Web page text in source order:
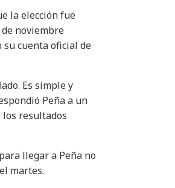
la elección fue
noviembre
su cuenta oficial de
Es simple y
Peña a un
los resultados
llegar a Peña no
martes.